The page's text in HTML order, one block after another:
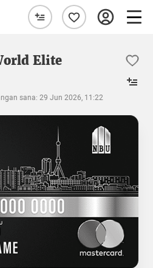
Elite
sana: 29 Jun 2026, 11:22